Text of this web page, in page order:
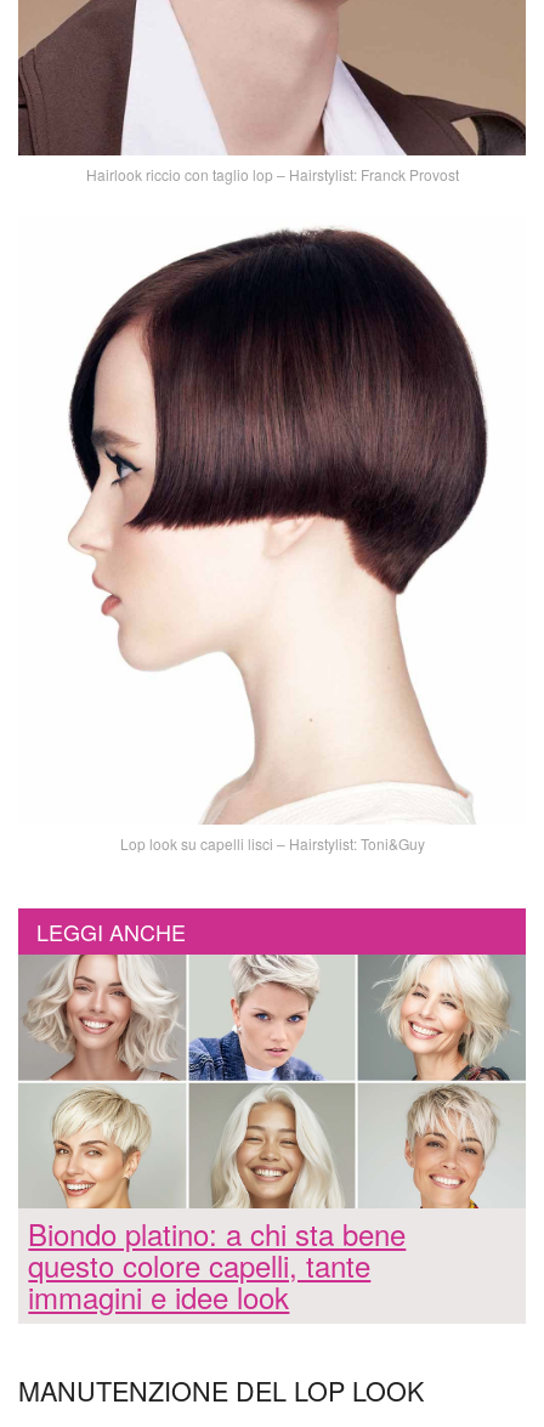
Hairlook riccio con taglio lop – Hairstylist: Franck Provost
Lop look su capelli lisci – Hairstylist: Toni&Guy
LEGGI ANCHE
Biondo platino: a chi sta bene
questo colore capelli, tante
immagini e idee look
MANUTENZIONE DEL LOP LOOK